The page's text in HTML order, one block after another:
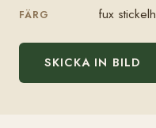
FÄRG fux
SKICKA IN BILD